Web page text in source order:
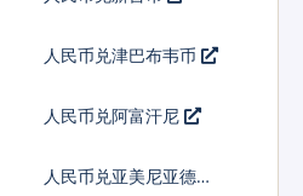
人民币兑津巴布韦币
人民币兑阿富汗尼
人民币兑亚美尼亚德拉